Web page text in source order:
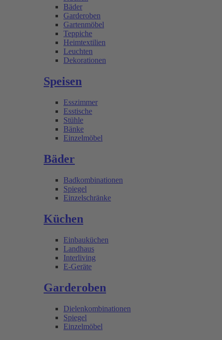
Bäder
Garderoben
Gartenmöbel
Teppiche
Heimtextilien
Leuchten
Dekorationen
Speisen
Esszimmer
Esstische
Stühle
Bänke
Einzelmöbel
Bäder
Badkombinationen
Spiegel
Einzelschränke
Küchen
Einbauküchen
Landhaus
Interliving
E-Geräte
Garderoben
Dielenkombinationen
Spiegel
Einzelmöbel